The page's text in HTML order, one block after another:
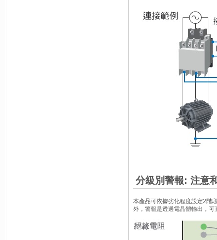
分級別警報: 注意
本產品可依據劣化程度設定2階
外，警報是透過電晶體輸出，